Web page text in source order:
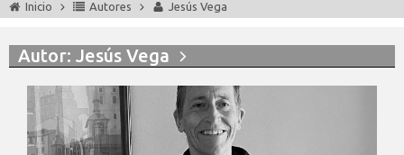
Inicio Autores Jesús Vega
Autor: Jesús Vega